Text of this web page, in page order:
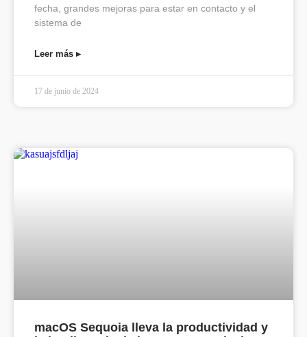
fecha, grandes mejoras para estar en contacto y el
sistema de
Leer más ▸
17 de junio de 2024
macOS Sequoia lleva la productividad y